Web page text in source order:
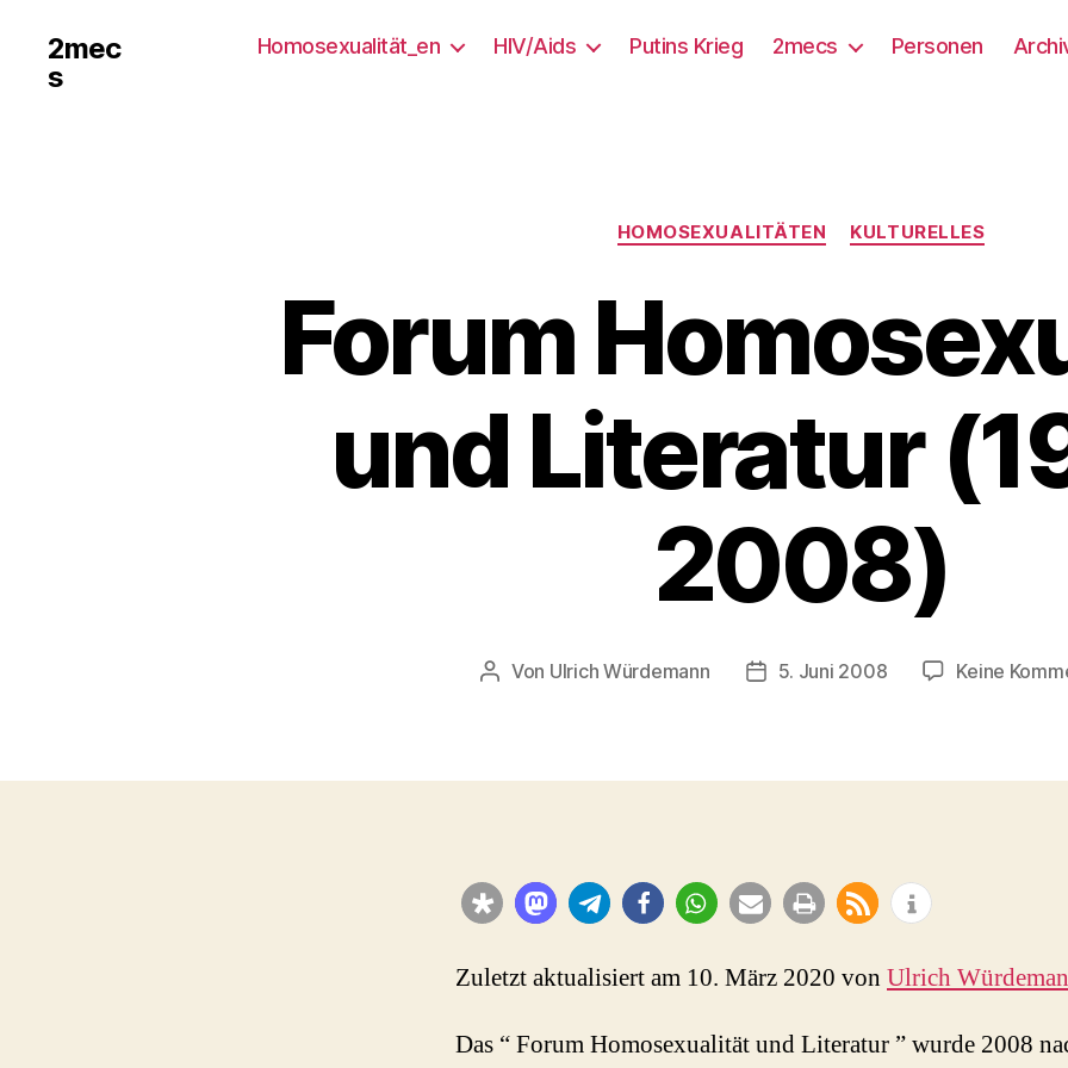
2mec
s
Homosexualität_en HIV/Aids Putins Krieg 2mecs Personen
Kategorien
HOMOSEXUALITÄTEN KULTURELLES
Forum
und Literatur
2008)
Beitragsautor
Von Ulrich Würdemann Beitragsdatum
5. Juni 2008 Keine
Zuletzt aktualisiert am 10. März 2020 von Ulrich
Das “ Forum Homosexualität und Literatur ” wurde 2008